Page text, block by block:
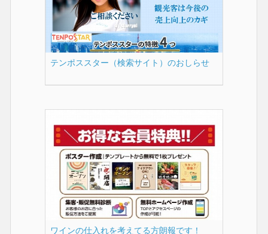
テンポススター（検索サイト）のおしらせ
ワインの仕入れを考えてる方朗報です！